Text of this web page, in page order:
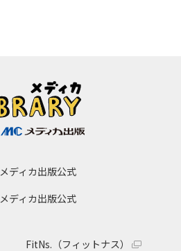
メディカ出版公式
メディカ出版公式
FitNs.（フィットナス）